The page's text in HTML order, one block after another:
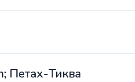
Петах-Тиква